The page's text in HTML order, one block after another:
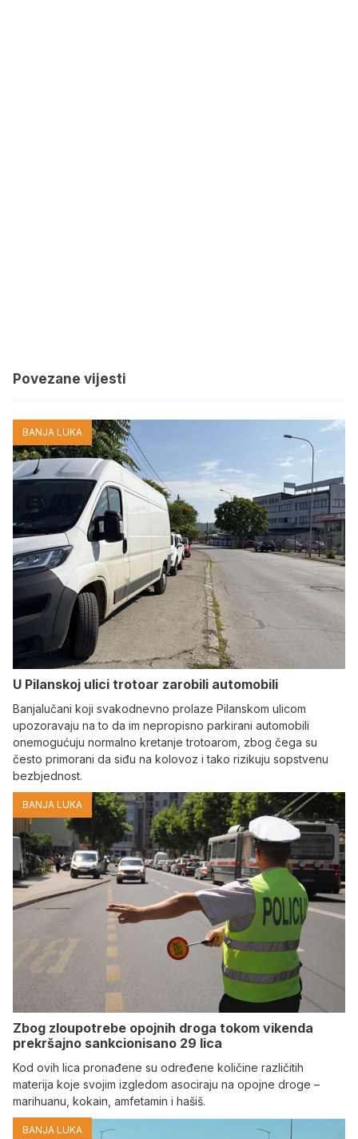
Povezane vijesti
BANJA LUKA
U Pilanskoj ulici trotoar zarobili automobili
Banjalučani koji svakodnevno prolaze Pilanskom ulicom
upozoravaju na to da im nepropisno parkirani automobili
onemogućuju normalno kretanje trotoarom, zbog čega su
često primorani da siđu na kolovoz i tako rizikuju sopstvenu
bezbjednost.
BANJA LUKA
Zbog zloupotrebe opojnih droga tokom vikenda
prekršajno sankcionisano 29 lica
Kod ovih lica pronađene su određene količine različitih
materija koje svojim izgledom asociraju na opojne droge –
marihuanu, kokain, amfetamin i hašiš.
BANJA LUKA